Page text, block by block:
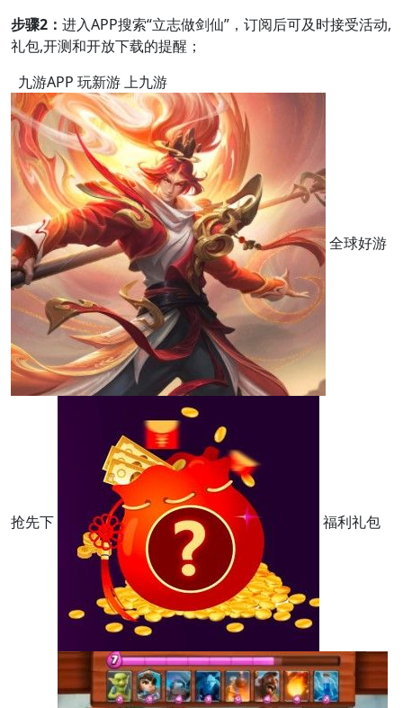
步骤2： 进入APP搜索“立志做剑仙”，订阅后可及时接受活动,
礼包,开测和开放下载的提醒；
九游APP 玩新游 上九游
全球好游
抢先下 福利礼包